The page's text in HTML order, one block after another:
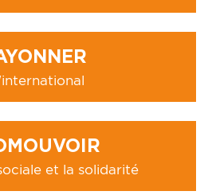
et la solidarité